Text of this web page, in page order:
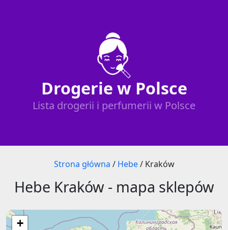
Drogerie w Polsce
Lista drogerii i perfumerii w Polsce
Strona główna / Hebe/ Kraków
Hebe Kraków - mapa sklepów
+